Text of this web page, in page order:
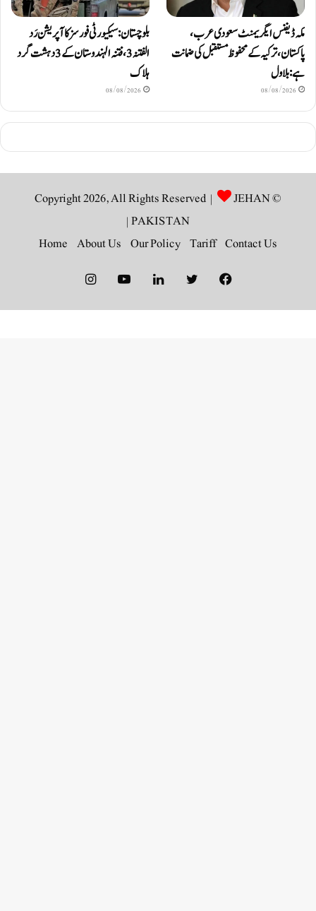
مکہ ڈیفنس ایگریمنٹ سعودی عرب،
پاکستان، ترکیہ کے محفوظ مستقبل کی ضمانت
ہے: بلاول
08/08/2026
بلوچستان: سیکیورٹی فورسز کا آپریشن رَد
الفتنہ 3، فتنہ الہندوستان کے 3 دہشت گرد
ہلاک
08/08/2026
© Copyright 2026, All Rights Reserved |
JEHAN
PAKISTAN
|
Contact Us
Tariff
Our Policy
About Us
Home
Facebook
Twitter
LinkedIn
YouTube
Instagram